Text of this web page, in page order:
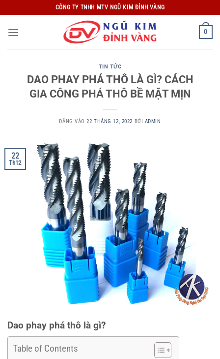
qua
nội
CÔNG TY TNHH MTV NGŨ KIM ĐỈNH VÀNG
0
TIN TỨC
DAO PHAY PHÁ THÔ LÀ GÌ? CÁCH
GIA CÔNG PHÁ THÔ BỀ MẶT MỊN
ĐĂNG VÀO22 THÁNG 12, 2022 BỞI ADMIN
22
Th12
Dao phay phá thô là gì?
Table of Contents